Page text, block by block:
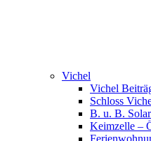
Vichel
Vichel
Schloss
B. u. B.
Keimzelle –